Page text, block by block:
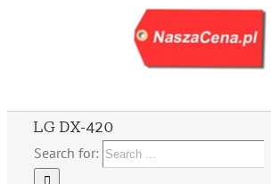
LG DX-420
Search for: